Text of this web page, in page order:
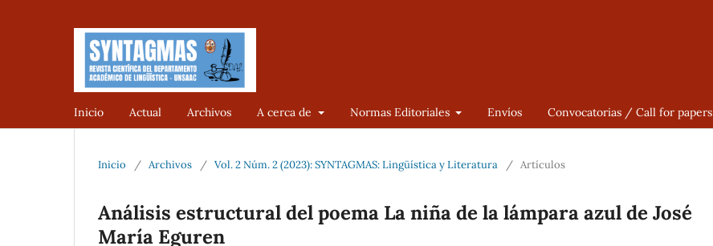
Inicio Actual Archivos A cerca de Normas Editoriales Envíos Convocatorias / Call for papers
Inicio / Archivos / Vol. 2 Núm. 2 (2023): SYNTAGMAS: Lingüística y Literatura / Artículos
Análisis estructural del poema La niña de la lámpara azul de José
María Eguren